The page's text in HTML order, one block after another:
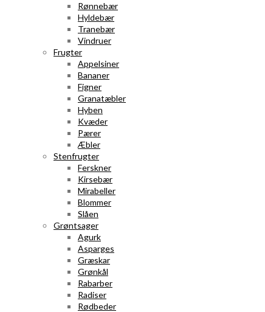
Rønnebær
Hyldebær
Tranebær
Vindruer
Frugter
Appelsiner
Bananer
Figner
Granatæbler
Hyben
Kvæder
Pærer
Æbler
Stenfrugter
Ferskner
Kirsebær
Mirabeller
Blommer
Slåen
Grøntsager
Agurk
Asparges
Græskar
Grønkål
Rabarber
Radiser
Rødbeder